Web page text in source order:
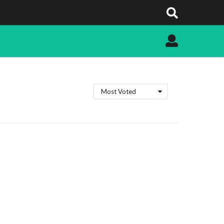
Most Voted